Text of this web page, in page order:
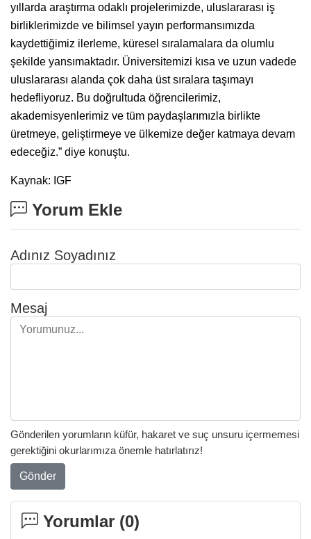
yıllarda araştırma odaklı projelerimizde, uluslararası iş
birliklerimizde ve bilimsel yayın performansımızda
kaydettiğimiz ilerleme, küresel sıralamalara da olumlu
şekilde yansımaktadır. Üniversitemizi kısa ve uzun vadede
uluslararası alanda çok daha üst sıralara taşımayı
hedefliyoruz. Bu doğrultuda öğrencilerimiz,
akademisyenlerimiz ve tüm paydaşlarımızla birlikte
üretmeye, geliştirmeye ve ülkemize değer katmaya devam
edeceğiz.” diye konuştu.
Kaynak: IGF
Yorum Ekle
Adınız Soyadınız
Mesaj
Gönderilen yorumların küfür, hakaret ve suç unsuru içermemesi
gerektiğini okurlarımıza önemle hatırlatırız!
Gönder
Yorumlar (0)